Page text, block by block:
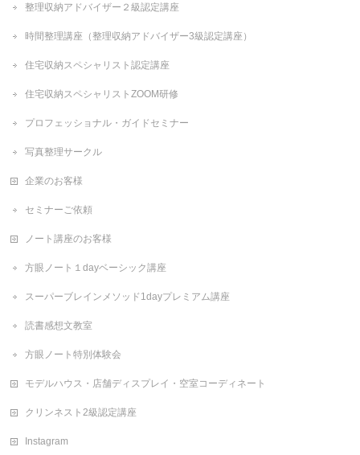
整理収納アドバイザー２級認定講座
時間整理講座（整理収納アドバイザー3級認定講座）
住宅収納スペシャリスト認定講座
住宅収納スペシャリストZOOM研修
プロフェッショナル・ガイドセミナー
写真整理サークル
企業のお客様
セミナーご依頼
ノート講座のお客様
方眼ノート１dayベーシック講座
スーパーブレインメソッド1dayプレミアム講座
読書感想文教室
方眼ノート特別体験会
モデルハウス・店舗ディスプレイ・空室コーディネート
クリンネスト2級認定講座
Instagram